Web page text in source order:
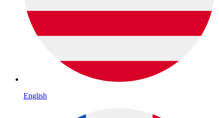
English